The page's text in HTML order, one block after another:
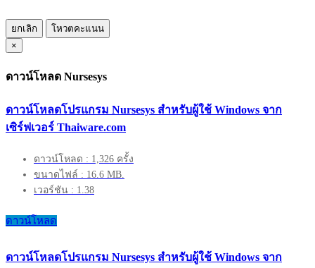
ยกเลิก
โหวตคะแนน
×
ดาวน์โหลด Nursesys
ดาวน์โหลดโปรแกรม Nursesys สำหรับผู้ใช้ Windows จาก
เซิร์ฟเวอร์ Thaiware.com
ดาวน์โหลด : 1,326 ครั้ง
ขนาดไฟล์ : 16.6 MB.
เวอร์ชัน : 1.38
ดาวน์โหลด
ดาวน์โหลดโปรแกรม Nursesys สำหรับผู้ใช้ Windows จาก